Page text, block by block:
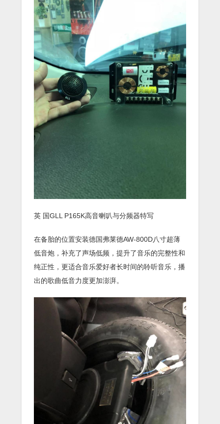
英 国GLL P165K高音喇叭与分频器特写
在备胎的位置安装德国弗莱德AW-800D八寸超薄
低音炮，补充了声场低频，提升了音乐的完整性和
纯正性，更适合音乐爱好者长时间的聆听音乐，播
出的歌曲低音力度更加澎湃。